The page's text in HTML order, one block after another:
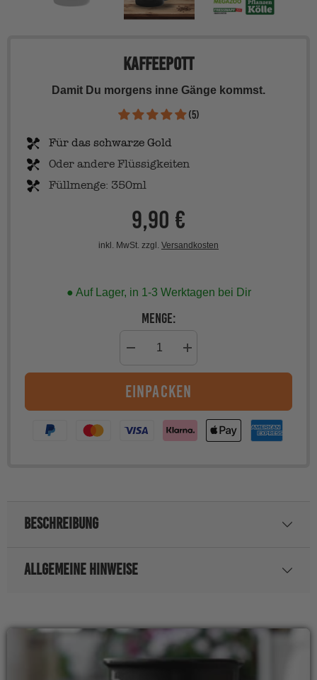
Kaffeepott
Damit Du morgens inne Gänge kommst.
(5)
Für das schwarze Gold
Oder andere Flüssigkeiten
Füllmenge: 350ml
Regulärer
Preis
9,90 €
STÜCKPREIS
PRO
inkl. MwSt. zzgl. Versandkosten
● Auf Lager, in 1-3 Werktagen bei Dir
Menge:
für
Kaffeepott
Menge
für
Kaffeepott
einpacken
BESCHREIBUNG
ALLGEMEINE HINWEISE